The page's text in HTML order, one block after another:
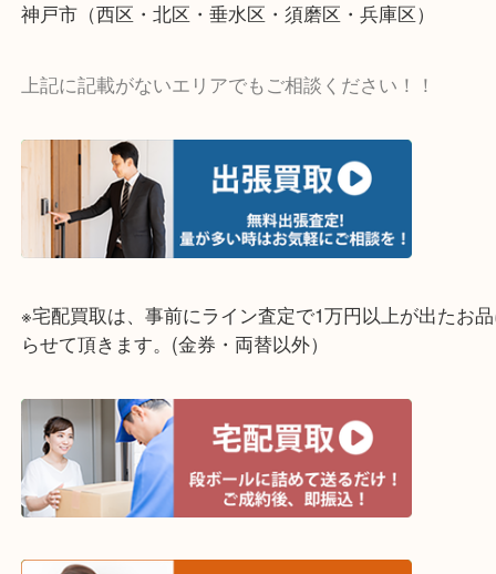
さい。
☆出張買取エリア☆
明石市・三木市・淡路市
神戸市（西区・北区・垂水区・須磨区・兵庫区）